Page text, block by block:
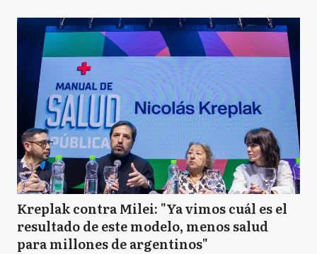
Kreplak contra Milei: "Ya vimos cuál es el
resultado de este modelo, menos salud
para millones de argentinos"